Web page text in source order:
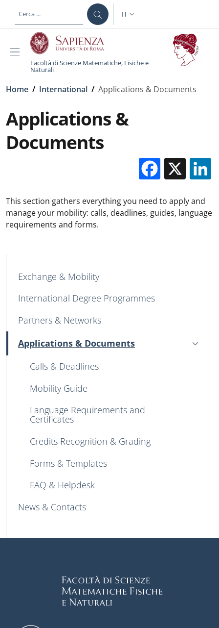
al contenuto principale
SELETTORE LINGUA:
IT
Facoltà di Scienze Matematiche, Fisiche e
Naturali
Briciole di pane
Home / International / Applications & Documents
Applications &
Documents
X
This section gathers everything you need to apply and
manage your mobility: calls, deadlines, guides, language
requirements and forms.
MAIN NAVIGATION
Exchange & Mobility
International Degree Programmes
Partners & Networks
Applications & Documents
Attivo
Calls & Deadlines
Mobility Guide
Language Requirements and
Certificates
Credits Recognition & Grading
Forms & Templates
FAQ & Helpdesk
News & Contacts